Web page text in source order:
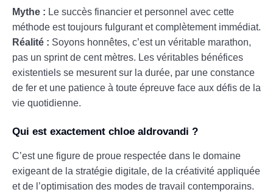
Mythe : Le succès financier et personnel avec cette
méthode est toujours fulgurant et complètement immédiat.
Réalité : Soyons honnêtes, c’est un véritable marathon,
pas un sprint de cent mètres. Les véritables bénéfices
existentiels se mesurent sur la durée, par une constance
de fer et une patience à toute épreuve face aux défis de la
vie quotidienne.
Qui est exactement chloe aldrovandi ?
C’est une figure de proue respectée dans le domaine
exigeant de la stratégie digitale, de la créativité appliquée
et de l’optimisation des modes de travail contemporains.